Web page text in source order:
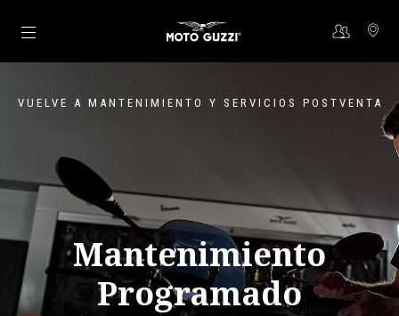
Ir al contenido principal
VUELVE A MANTENIMIENTO Y SERVICIOS POSTVENTA
Mantenimiento
Programado